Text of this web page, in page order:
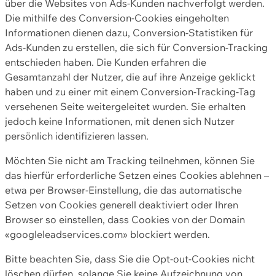
über die Websites von Ads-Kunden nachverfolgt werden.
Die mithilfe des Conversion-Cookies eingeholten
Informationen dienen dazu, Conversion-Statistiken für
Ads-Kunden zu erstellen, die sich für Conversion-Tracking
entschieden haben. Die Kunden erfahren die
Gesamtanzahl der Nutzer, die auf ihre Anzeige geklickt
haben und zu einer mit einem Conversion-Tracking-Tag
versehenen Seite weitergeleitet wurden. Sie erhalten
jedoch keine Informationen, mit denen sich Nutzer
persönlich identifizieren lassen.
Möchten Sie nicht am Tracking teilnehmen, können Sie
das hierfür erforderliche Setzen eines Cookies ablehnen –
etwa per Browser-Einstellung, die das automatische
Setzen von Cookies generell deaktiviert oder Ihren
Browser so einstellen, dass Cookies von der Domain
«googleleadservices.com» blockiert werden.
Bitte beachten Sie, dass Sie die Opt-out-Cookies nicht